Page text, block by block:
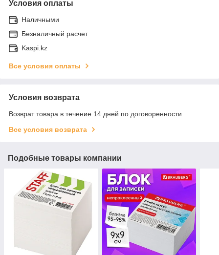
Условия оплаты
Наличными
Безналичный расчет
Kaspi.kz
Все условия оплаты
Условия возврата
Возврат товара в течение 14 дней по договоренности
Все условия возврата
Подобные товары компании